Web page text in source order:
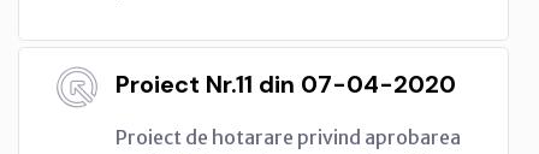
Proiect Nr.11 din 07-04-2020
Proiect de hotarare privind aprobarea